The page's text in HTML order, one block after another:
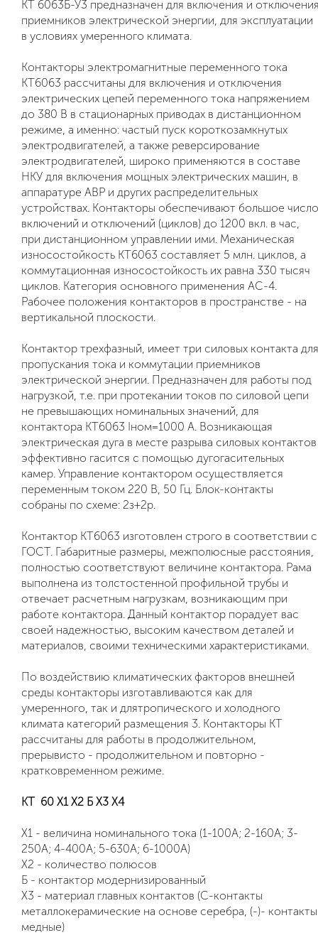
КТ 6063Б-У3 предназначен для включения и
приемников электрической энергии, для эксплуатации
в условиях умеренного климата.
Контакторы электромагнитные переменного тока
КТ6063 рассчитаны для включения и отключения
электрических цепей переменного тока напряжением
до 380 В в стационарных приводах в дистанционном
режиме, а именно: частый пуск короткозамкнутых
электродвигателей, а также реверсирование
электродвигателей, широко применяются в составе
НКУ для включения мощных электрических машин, в
аппаратуре АВР и других распределительных
устройствах. Контакторы обеспечивают большое число
включений и отключений (циклов) до 1200 вкл. в час,
при дистанционном управлении ими. Механическая
износостойкость КТ6063 составляет 5 млн. циклов, а
коммутационная износостойкость их равна 330 тысяч
циклов. Категория основного применения АС-4.
Рабочее положения контакторов в пространстве - на
вертикальной плоскости.
Контактор трехфазный, имеет три силовых контакта для
пропускания тока и коммутации приемников
электрической энергии. Предназначен для работы под
нагрузкой, т.е. при протекании токов по силовой цепи
не превышающих номинальных значений, для
контактора КТ6063 Iном=1000 А. Возникающая
электрическая дуга в месте разрыва силовых контактов
эффективно гасится с помощью дугогасительных
камер. Управление контактором осуществляется
переменным током 220 В, 50 Гц. Блок-контакты
собраны по схеме: 2з+2р.
Контактор КТ6063 изготовлен строго в соответствии с
ГОСТ. Габаритные размеры, межполюсные расстояния,
полностью соответствуют величине контактора. Рама
выполнена из толстостенной профильной трубы и
отвечает расчетным нагрузкам, возникающим при
работе контактора. Данный контактор порадует вас
своей надежностью, высоким качеством деталей и
материалов, своими техническими характеристиками.
По воздействию климатических факторов внешней
среды контакторы изготавливаются как для
умеренного, так и длятропического и холодного
климата категорий размещения 3. Контакторы КТ
рассчитаны для работы в продолжительном,
прерывисто - продолжительном и повторно -
кратковременном режиме.
КТ 60 Х1 Х2 Б Х3 Х4
Х1 - величина номинального тока (1-100А; 2-160А; 3-
250А; 4-400А; 5-630А; 6-1000А)
Х2 - количество полюсов
Б - контактор модернизированный
Х3 - материал главных контактов (С-контакты
металлокерамические на основе серебра, (-)- контакты
медные)